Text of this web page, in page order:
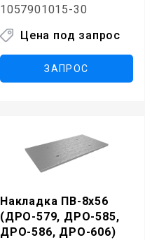
1057901015-30
Цена под запрос
ЗАПРОС
Накладка ПВ-8х56
(ДРО-579, ДРО-585,
ДРО-586, ДРО-606)